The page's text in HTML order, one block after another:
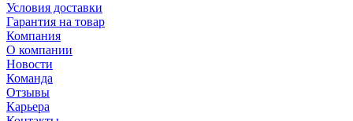
Условия доставки
Гарантия на товар
Компания
О компании
Новости
Команда
Отзывы
Карьера